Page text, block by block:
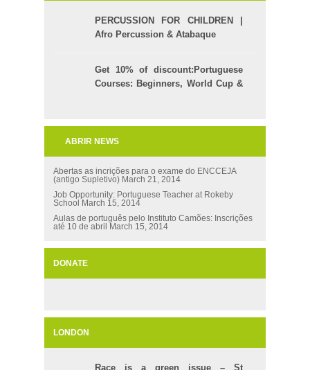
PERCUSSION FOR CHILDREN |
Afro Percussion & Atabaque
Get 10% of discount:Portuguese
Courses: Beginners, World Cup &
ABRIR NEWS
Abertas as incrições para o exame do ENCCEJA
(antigo Supletivo) March 21, 2014
Job Opportunity: Portuguese Teacher at Rokeby
School
March 15, 2014
Aulas de português pelo Instituto Camões: Inscrições
até 10 de abril
March 15, 2014
DONATE
LONDON
Race is a green issue – St